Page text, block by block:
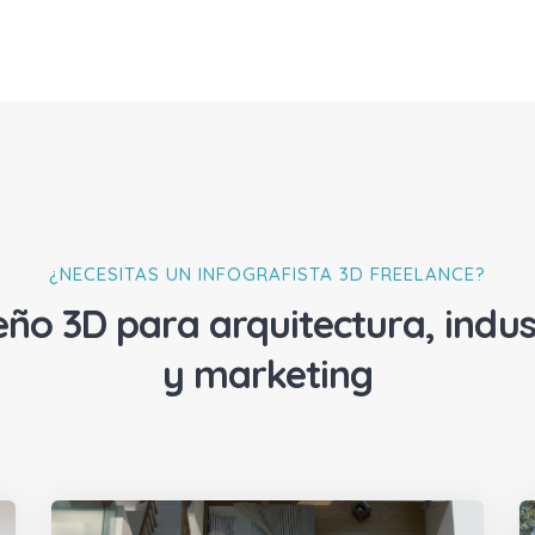
¿NECESITAS UN INFOGRAFISTA 3D FREELANCE?
3D para arquitectura,
y marketing